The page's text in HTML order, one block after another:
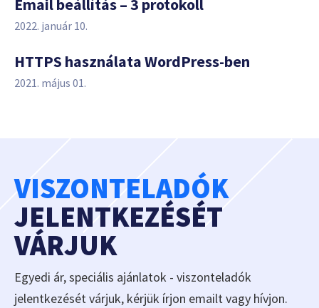
Email beállítás – 3 protokoll
2022. január 10.
HTTPS használata WordPress-ben
2021. május 01.
VISZONTELADÓK
JELENTKEZÉSÉT
VÁRJUK
Egyedi ár, speciális ajánlatok - viszonteladók
jelentkezését várjuk, kérjük írjon emailt vagy hívjon.